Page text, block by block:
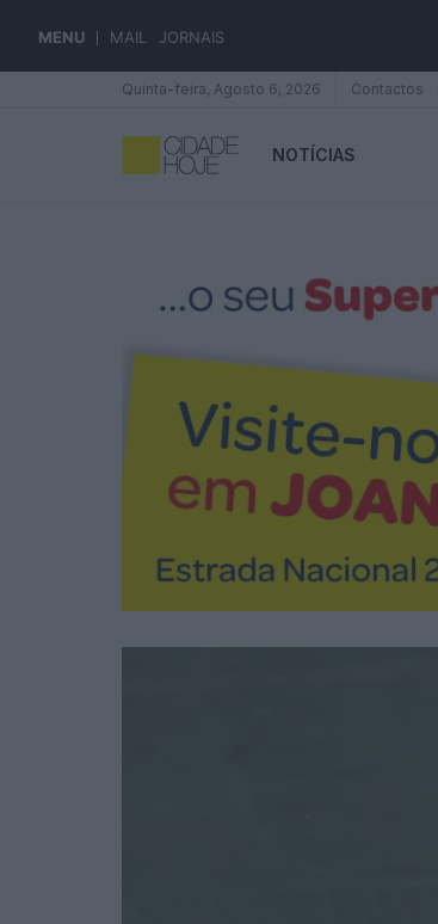
MENU MAIL JORNAIS
Quinta-feira, Agosto 6, 2026 Contactos
NOTÍCIAS